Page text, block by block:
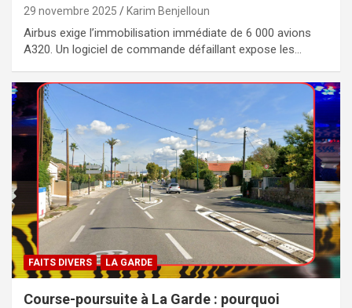
29 novembre 2025 Karim Benjelloun
Airbus exige l’immobilisation immédiate de 6 000 avions
A320. Un logiciel de commande défaillant expose les…
FAITS DIVERS LA GARDE
Course-poursuite à La Garde : pourquoi